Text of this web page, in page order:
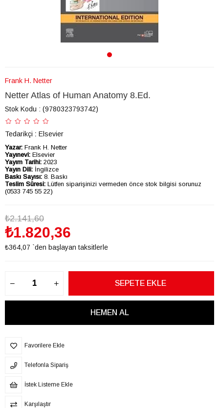
Frank H. Netter
Netter Atlas of Human Anatomy 8.Ed.
Stok Kodu (9780323793742)
Tedarikçi : Elsevier
Yazar: Frank H. Netter
Yayınevi: Elsevier
Yayım Tarihi: 2023
Yayın Dili: İngilizce
Baskı Sayısı: 8. Baskı
Teslim Süresi: Lütfen siparişinizi vermeden önce stok bilgisi sorunuz
(0533 745 55 22)
₺2.141,60
₺1.820,36
₺364,07 `den başlayan taksitlerle
Favorilere Ekle
Telefonla Sipariş
İstek Listeme Ekle
Karşılaştır